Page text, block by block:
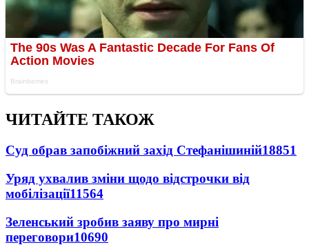
ЧИТАЙТЕ ТАКОЖ
Суд обрав запобіжний захід Стефанішиній18851
Уряд ухвалив зміни щодо відстрочки від
мобілізації11564
Зеленський зробив заяву про мирні
переговори10690